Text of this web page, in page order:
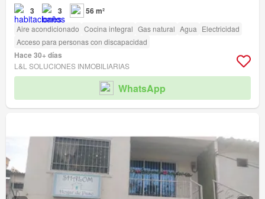
3 3 56 m²
Aire acondicionado Cocina integral Gas natural Agua Electricidad
Acceso para personas con discapacidad
Hace 30+ días
L&L SOLUCIONES INMOBILIARIAS
WhatsApp